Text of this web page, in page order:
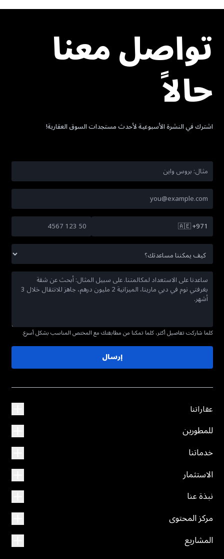
تواصل معنا
حالاً
اشترك في النشرة الأسبوعية لأحدث مستجدات السوق العقارية!
🇦🇪+971
كلما شاركت تفاصيل أكثر، كلما تمكنا من مطابقتك مع المختص المناسب بشكل أسرع.
إرسال
عقاراتنا
للمطورين
خدماتنا
الاستثمار
نبذة عنا
مركز المحتوى
المشاريع